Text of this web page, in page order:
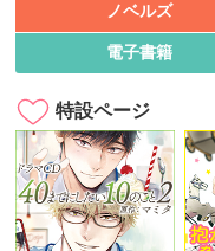
ノベルズ
電子書籍
特設ページ